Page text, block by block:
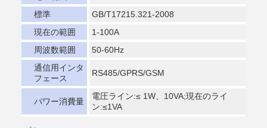
標準
GB/T17215.321-2008
現在の範囲
1-100A
周波数範囲
50-60Hz
通信用インタ
フェース
RS485/GPRS/GSM
パワー消費量
電圧ライン:≤ 1W、10VA;現在のライ
ン:≤1VA